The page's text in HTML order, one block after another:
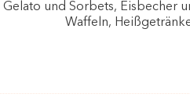
Gelato und Sorbets, Eisbecher
Waffeln,